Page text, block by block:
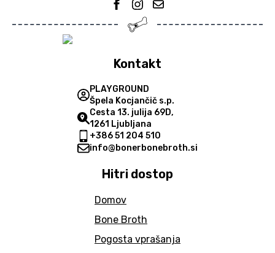
Kontakt
PLAYGROUND
Špela Kocjančič s.p.
Cesta 13. julija 69D,
1261 Ljubljana
+386 51 204 510
info@bonerbonebroth.si
Hitri dostop
Domov
Bone Broth
Pogosta vprašanja